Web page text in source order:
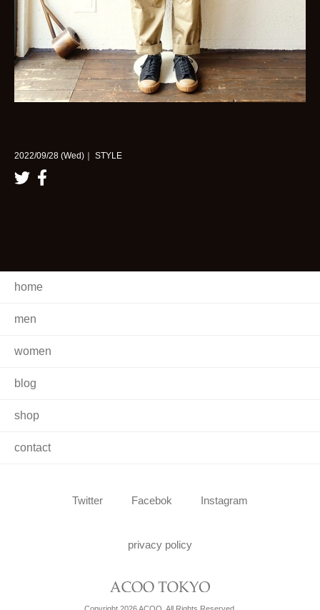
2022/09/28 (Wed)｜ STYLE
home
men
women
blog
shop
contact
Twitter Facebok Instagram
privacy policy